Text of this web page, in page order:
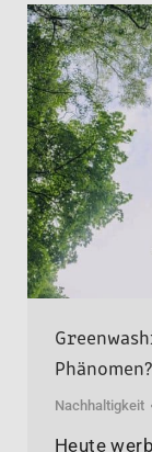
Phänomen?
Nachhaltigkeit
Heute